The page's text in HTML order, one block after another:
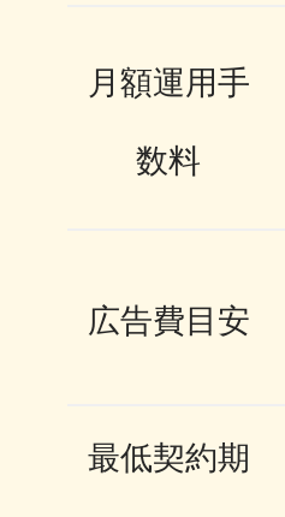
月額運用手
数料
広告費目安
最低契約期